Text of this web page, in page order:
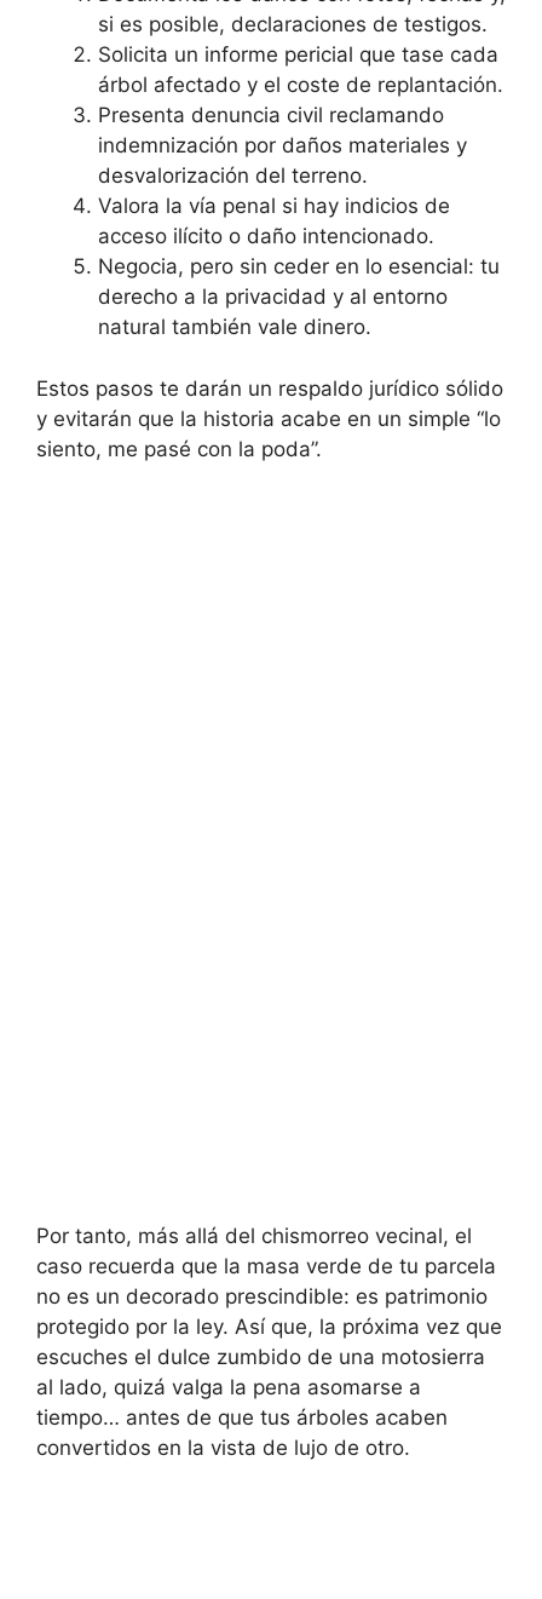
si es posible, declaraciones de testigos.
Solicita un informe pericial que tase cada
árbol afectado y el coste de replantación.
Presenta denuncia civil reclamando
indemnización por daños materiales y
desvalorización del terreno.
Valora la vía penal si hay indicios de
acceso ilícito o daño intencionado.
Negocia, pero sin ceder en lo esencial: tu
derecho a la privacidad y al entorno
natural también vale dinero.
Estos pasos te darán un respaldo jurídico sólido
y evitarán que la historia acabe en un simple “lo
siento, me pasé con la poda”.
Por tanto, más allá del chismorreo vecinal, el
caso recuerda que la masa verde de tu parcela
no es un decorado prescindible: es patrimonio
protegido por la ley. Así que, la próxima vez que
escuches el dulce zumbido de una motosierra
al lado, quizá valga la pena asomarse a
tiempo… antes de que tus árboles acaben
convertidos en la vista de lujo de otro.